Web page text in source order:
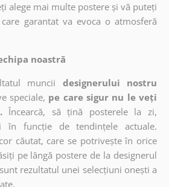
alege mai multe postere și vă puteți
garantat va evoca o atmosferă
noastră
muncii
designerului nostru
speciale, pe care sigur nu le veți
Încearcă, să țină posterele la zi,
în funcție de tendințele actuale.
căutat, care se potrivește în orice
pe lângă postere de la designerul
rezultatul unei selecțiuni onești a